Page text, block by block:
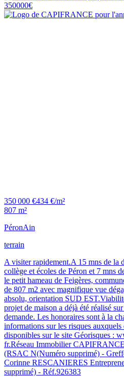
350 000 €434 €/m²
807 m²
PéronAin
terrain
A visiter rapidement.A 15 mns de la
collège et écoles de Péron et 7 mns
le petit hameau de Feigères,
de 807 m2 avec magnifique vue
absolu, orientation SUD
projet de maison a déjà été réalisé
demande. Les honoraires sont à la
informations sur les risques auxquels
disponibles sur le site Géorisques :
fr.Réseau Immobilier
(RSAC N(Numéro supprimé) -
Corinne RESCANIERES
supprimé) - Réf.926383